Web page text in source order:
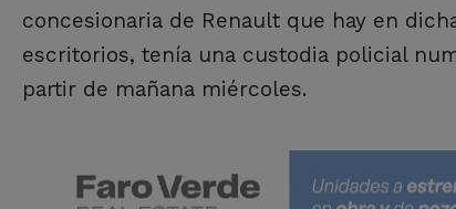
concesionaria de Renault que hay en
escritorios, tenía una custodia policial
partir de mañana miércoles.